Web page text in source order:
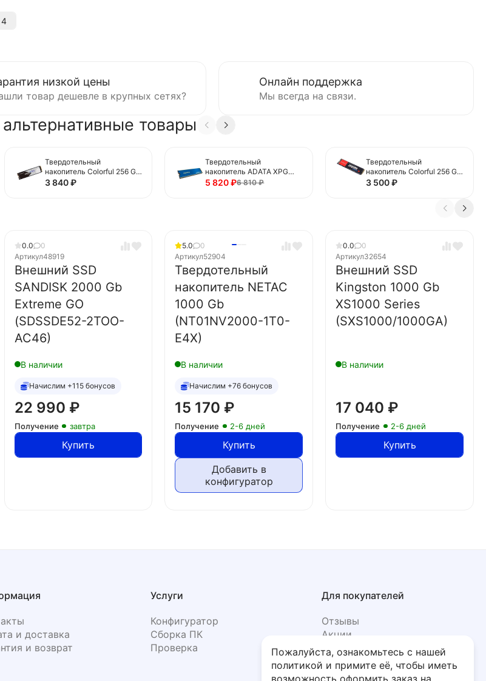
4
низкой цены
товар дешевле в крупных сетях?
Онлайн поддержка
Мы всегда на связи.
товары
Твердотельный
накопитель Colorful 256 Gb
(CN600 PRO)
3 840₽
Твердотельный
накопитель ADATA XPG
256 Gb LEGEND 710 (ALEG-
6 810₽
5 820₽
Твердотельный
накопитель Colorful 256 Gb
(CN600 256GB)
3 500₽
0.0
0
Артикул48919
Внешний SSD
SANDISK 2000 Gb
Extreme GO
(SDSSDE52-2TOO-
AC46)
В наличии
Начислим +115 бонусов
22 990 ₽
Получение завтра
Купить
5.0
0
Артикул52904
Твердотельный
накопитель NETAC
1000 Gb
(NT01NV2000-1T0-
E4X)
В наличии
Начислим +76 бонусов
15 170 ₽
Получение 2-6 дней
Купить
Добавить в
конфигуратор
0.0
0
Артикул32654
Внешний SSD
Kingston 1000 Gb
XS1000 Series
(SXS1000/1000GA)
В наличии
17 040 ₽
Получение 2-6 дней
Купить
и доставка
и возврат
Услуги
Конфигуратор
Сборка ПК
Проверка
Для покупателей
Отзывы
Акции
Фото
Пожалуйста, ознакомьтесь с нашей
политикой и примите её, чтобы иметь
возможность оформить заказ на